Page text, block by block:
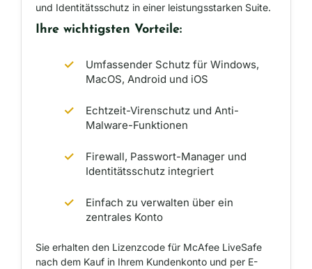
und Identitätsschutz in einer leistungsstarken Suite.
Ihre wichtigsten Vorteile:
Umfassender Schutz für Windows,
MacOS, Android und iOS
Echtzeit-Virenschutz und Anti-
Malware-Funktionen
Firewall, Passwort-Manager und
Identitätsschutz integriert
Einfach zu verwalten über ein
zentrales Konto
Sie erhalten den Lizenzcode für McAfee LiveSafe
nach dem Kauf in Ihrem Kundenkonto und per E-